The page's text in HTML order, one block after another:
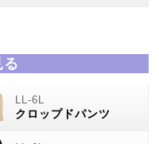
クロップドパンツ